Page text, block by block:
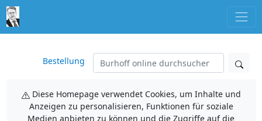
Bestellung
Diese Homepage verwendet Cookies, um Inhalte und
Anzeigen zu personalisieren, Funktionen für soziale
Medien anbieten zu können und die Zugriffe auf die